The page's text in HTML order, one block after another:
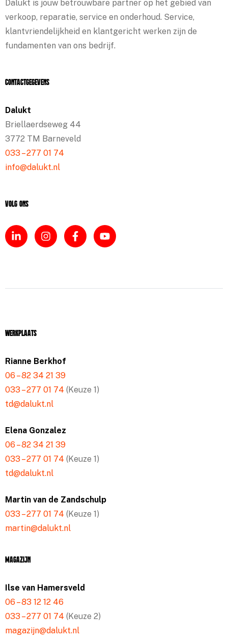
Dalukt is jouw betrouwbare partner op het gebied van
verkoop, reparatie, service en onderhoud. Service,
klantvriendelijkheid en klantgericht werken zijn de
fundamenten van ons bedrijf.
Contactgegevens
Dalukt
Briellaerdseweg 44
3772 TM Barneveld
033 – 277 01 74
info@dalukt.nl
Volg ons
Werkplaats
Rianne Berkhof
06 – 82 34 21 39
033 – 277 01 74 (Keuze 1)
td@dalukt.nl
Elena Gonzalez
06 – 82 34 21 39
033 – 277 01 74 (Keuze 1)
td@dalukt.nl
Martin van de Zandschulp
033 – 277 01 74 (Keuze 1)
martin@dalukt.nl
Magazijn
Ilse van Hamersveld
06 – 83 12 12 46
033 – 277 01 74 (Keuze 2)
magazijn@dalukt.nl